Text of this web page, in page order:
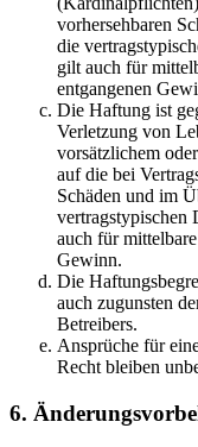
vorhersehbaren
die
gilt auch für
entgangenen
Die Haftung ist
Verletzung von
vorsätzlichem
auf die bei
Schäden und im
vertragstypischen
auch für
Gewinn.
Die
auch zugunsten
Betreibers.
Ansprüche für
Recht bleiben
6.